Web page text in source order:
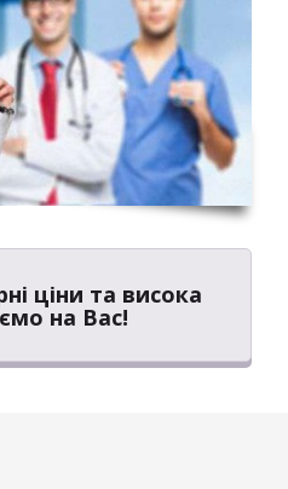
ціни та висока
на Вас!